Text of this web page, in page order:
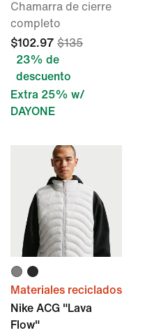
Chamarra de cierre
completo
$102.97 $135
23% de
descuento
Extra 25% w/
DAYONE
Materiales reciclados
Nike ACG "Lava
Flow"